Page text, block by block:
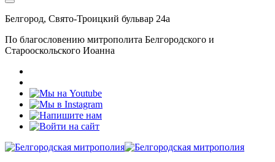
Белгород, Свято-Троицкий бульвар 24а
По благословению митрополита Белгородского и
Старооскольского Иоанна